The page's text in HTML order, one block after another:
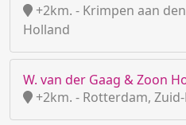
+2km. - Krimpen aan
Holland
W. van der Gaag & Zoon
+2km. - Rotterdam,